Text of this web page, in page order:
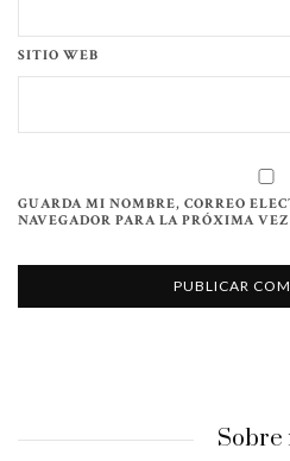
SITIO WEB
GUARDA MI NOMBRE, CORREO
NAVEGADOR PARA LA PRÓXIMA
Sobre